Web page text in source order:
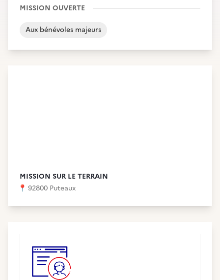
MISSION OUVERTE
Aux bénévoles majeurs
MISSION SUR LE TERRAIN
📍 92800 Puteaux